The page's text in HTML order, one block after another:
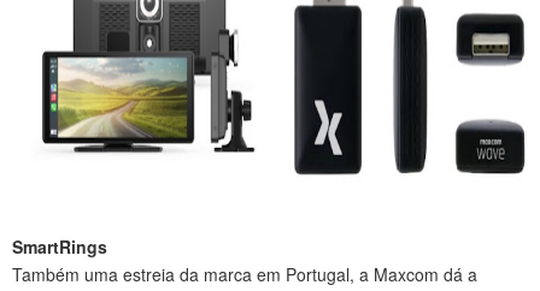
SmartRings
Também uma estreia da marca em Portugal, a Maxcom dá a